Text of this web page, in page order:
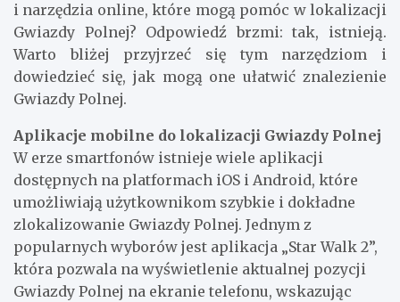
i narzędzia online, które mogą pomóc w lokalizacji
Gwiazdy Polnej? Odpowiedź brzmi: tak, istnieją.
Warto bliżej przyjrzeć się tym narzędziom i
dowiedzieć się, jak mogą one ułatwić znalezienie
Gwiazdy Polnej.
Aplikacje mobilne do lokalizacji Gwiazdy Polnej
W erze smartfonów istnieje wiele aplikacji
dostępnych na platformach iOS i Android, które
umożliwiają użytkownikom szybkie i dokładne
zlokalizowanie Gwiazdy Polnej. Jednym z
popularnych wyborów jest aplikacja „Star Walk 2”,
która pozwala na wyświetlenie aktualnej pozycji
Gwiazdy Polnej na ekranie telefonu, wskazując